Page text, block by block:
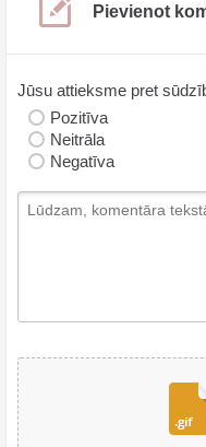
Pievienot
Jūsu attieksme pret
Pozitīva
Neitrāla
Negatīva